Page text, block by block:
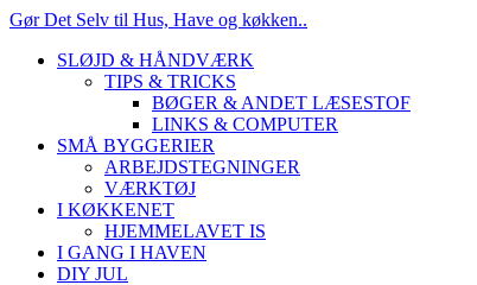
Gør Det Selv til Hus, Have og køkken..
SLØJD & HÅNDVÆRK
TIPS & TRICKS
BØGER & ANDET LÆSESTOF
LINKS & COMPUTER
SMÅ BYGGERIER
ARBEJDSTEGNINGER
VÆRKTØJ
I KØKKENET
HJEMMELAVET IS
I GANG I HAVEN
DIY JUL